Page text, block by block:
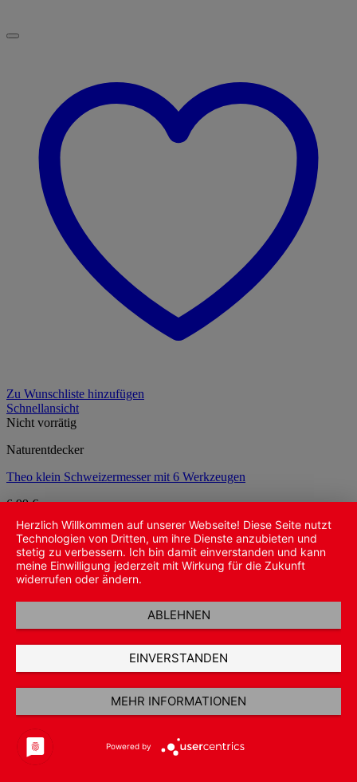
Zu Wunschliste hinzufügen
Schnellansicht
Nicht vorrätig
Naturentdecker
Theo klein Schweizermesser mit 6 Werkzeugen
6,99€
Weiterlesen
inkl. 19 % MwSt.
zzgl.Versandkosten
Herzlich Willkommen auf unserer Webseite! Diese Seite nutzt
Technologien von Dritten, um ihre Dienste anzubieten und
stetig zu verbessern. Ich bin damit einverstanden und kann
meine Einwilligung jederzeit mit Wirkung für die Zukunft
widerrufen oder ändern.
ABLEHNEN
EINVERSTANDEN
MEHR INFORMATIONEN
Powered by